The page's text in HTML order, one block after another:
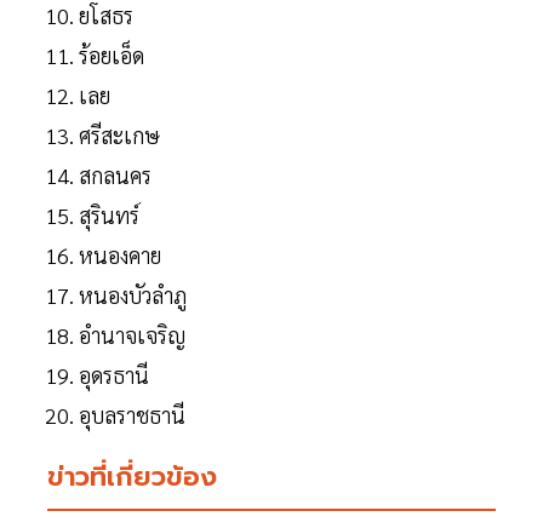
ยโสธร
ร้อยเอ็ด
เลย
ศรีสะเกษ
สกลนคร
สุรินทร์
หนองคาย
หนองบัวลำภู
อำนาจเจริญ
อุดรธานี
อุบลราชธานี
ข่าวที่เกี่ยวข้อง